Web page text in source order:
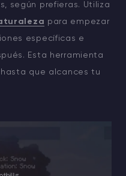
según prefieras. Utiliza
para empezar
específicas e
Esta herramienta
que alcances tu